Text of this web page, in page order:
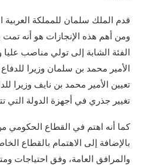
قدم الملك سلمان للمملكة العربية
ومن أهم هذه الإنجازات هو أنه تمت
الفئة الشابة إلى تولي مناصب عليا
الأمير محمد بن سلمان وزيرا للدفاع
تعيين الأمير محمد بن نايف وزيرا
تغيير جذري في أجهزة الدولة التي
كما أنه اهتم في القطاع الحكومي
بالإضافة إلى الاهتمام بالقطاع
والمرافق العامة، وفق احتياجات